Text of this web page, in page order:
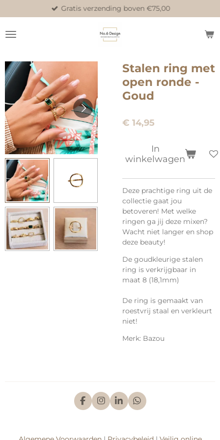
direct
naar
de
Gratis verzending boven €75,00
Stalen ring met
open ronde -
Goud
€ 14,95
In
winkelwagen
Deze prachtige ring uit de
collectie gaat jou
betoveren! Met welke
ringen ga jij deze mixen?
Wacht niet langer en shop
deze beauty!
De goudkleurige stalen
ring is verkrijgbaar in
maat 8 (18,1mm)
De ring is gemaakt van
roestvrij staal en verkleurt
niet!
Merk: Bazou
F
a
b
I
n
a
L
i
e
W
h
s